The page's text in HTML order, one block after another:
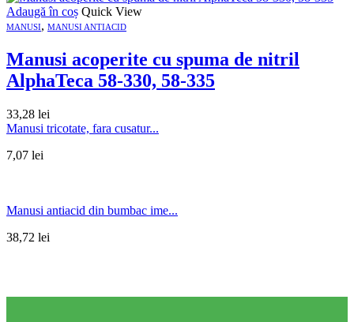
Adaugă în coș Quick View
MANUSI, MANUSI ANTIACID
Manusi acoperite cu spuma de nitril
AlphaTeca 58-330, 58-335
33,28 lei
Manusi tricotate, fara cusatur...
7,07 lei
Manusi antiacid din bumbac ime...
38,72 lei